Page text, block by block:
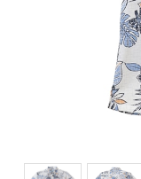
Prev